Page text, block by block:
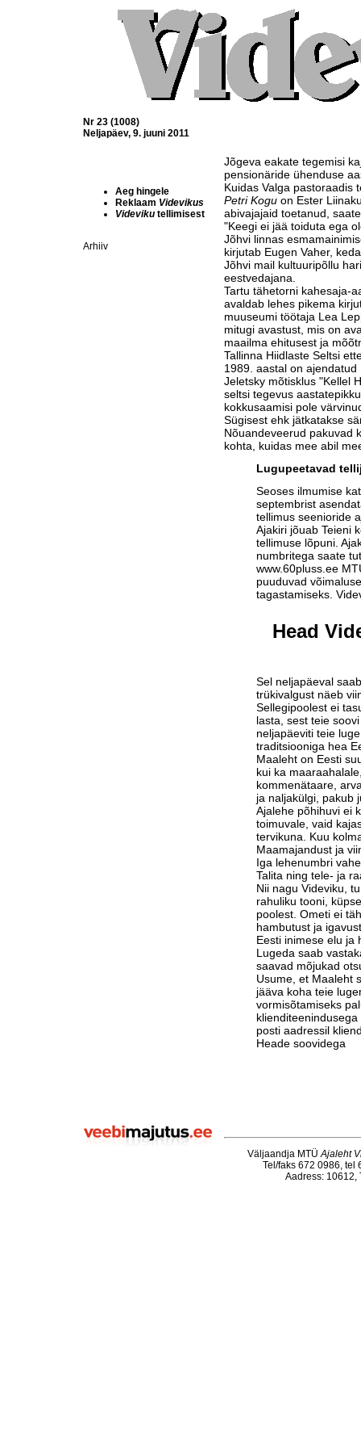
Nr 23 (1008)
Neljapäev, 9. juuni 2011
Aeg hingele
Reklaam Videvikus
Videviku tellimisest
Arhiiv
Jõgeva eakate tegemisi
pensionäride ühenduse
Kuidas Valga pastoraadis
Petri Kogu on Ester
abivajajaid toetanud,
"Keegi ei jää toiduta ega
Jõhvi linnas
kirjutab Eugen Vaher,
Jõhvi mail kultuuripõllu
eestvedajana.
Tartu tähetorni kahesaja-
avaldab lehes pikema
muuseumi töötaja Lea
mitugi avastust, mis on
maailma ehitusest ja
Tallinna Hiidlaste Seltsi
1989. aastal on
Jeletsky mõtisklus "Kellel
seltsi tegevus
kokkusaamisi pole
Sügisest ehk jätkatakse
Nõuandeveerud pakuvad
kohta, kuidas mee abil
Lugupeetavad
Seoses ilmumise
septembrist
tellimus seenioride
Ajakiri jõuab Teieni
tellimuse lõpuni.
numbritega saate
www.60pluss.ee
puuduvad
tagastamiseks.
Head
Sel neljapäeval
trükivalgust näeb
Sellegipoolest ei
lasta, sest teie
neljapäeviti teie
traditsiooniga hea
Maaleht on Eesti
kui ka
kommenätaare,
ja naljakülgi, pakub
Ajalehe põhihuvi ei
toimuvale, vaid
tervikuna. Kuu
Maamajandust ja
Iga lehenumbri
Talita ning tele- ja
Nii nagu Videviku,
rahuliku tooni,
poolest. Ometi ei
hambutust ja
Eesti inimese elu ja
Lugeda saab
saavad mõjukad
Usume, et Maaleht
jääva koha teie
vormisõtamiseks
posti aadressil
Heade soovidega
Väljaandja MTÜAjaleht
Tel/faks 672 0986, tel
Aadress: 10612,